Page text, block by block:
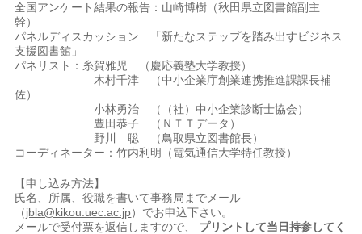
全国アンケート結果の報告：山崎博樹（秋田県立図書館副主
幹）
パネルディスカッション 「新たなステップを踏み出すビジネス
支援図書館」
パネリスト：糸賀雅児 （慶応義塾大学教授）
木村千津 （中小企業庁創業連携推進課課長補
佐）
小林勇治 （（社）中小企業診断士協会）
豊田恭子 （ＮＴＴデータ）
野川 聡 （鳥取県立図書館長）
コーディネーター：竹内利明（電気通信大学特任教授）
【申し込み方法】
氏名、所属、役職を書いて事務局までメール
（jbla@kikou.uec.ac.jp）でお申込下さい。
メールで受付票を返信しますので、
プリントして当日持参してく